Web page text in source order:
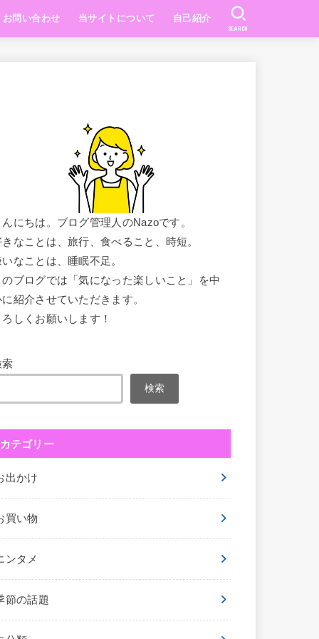
お問い合わせ 当サイトについて 自己紹介
SEARCH
んにちは。ブログ管理人のNazoです。
きなことは、旅行、食べること、時短。
いなことは、睡眠不足。
のブログでは「気になった楽しいこと」を中
に紹介させていただきます。
ろしくお願いします！
索
検索
カテゴリー
出かけ
買い物
ンタメ
節の話題